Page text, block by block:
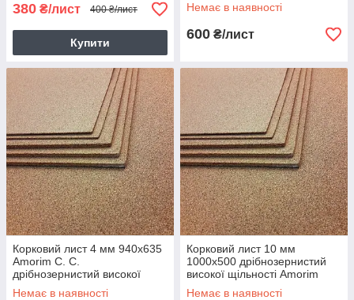
380 ₴/лист 400 ₴/лист
Купити
Немає в наявності
600 ₴/лист
Корковий лист 4 мм 940х635
Amorim C. C.
дрібнозернистий високої
щільності
Немає в наявності
Корковий лист 10 мм
1000х500 дрібнозернистий
високої щільності Amorim
Немає в наявності